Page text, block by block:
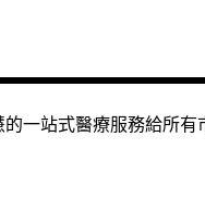
一站式醫療服務給所